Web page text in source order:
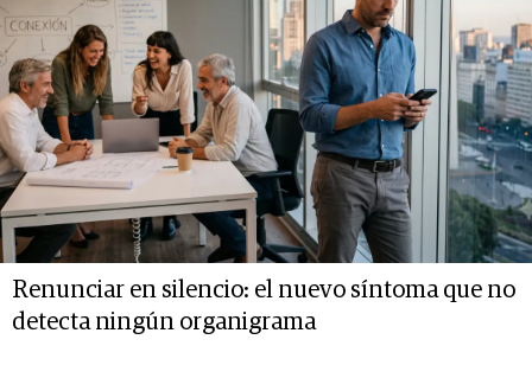
Renunciar en silencio: el nuevo síntoma que no
detecta ningún organigrama